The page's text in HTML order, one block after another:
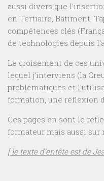
aussi divers que
en Tertiaire, Bâtiment,
compétences clés
de technologies depuis
Le croisement de ces
lequel j’interviens (la
problématiques et
formation, une réflexion
Ces pages en sont le
formateur mais aussi sur
[ le texte d’entête est de